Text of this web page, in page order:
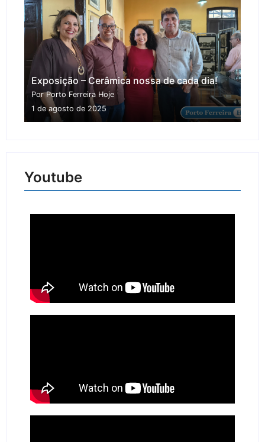
Exposição – Cerâmica nossa de cada dia!
Por Porto Ferreira Hoje
1 de agosto de 2025
Youtube